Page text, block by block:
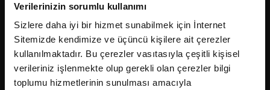
Verilerinizin sorumlu kullanımı
Sizlere daha iyi bir hizmet sunabilmek için İnternet
Sitemizde kendimize ve üçüncü kişilere ait çerezler
kullanılmaktadır. Bu çerezler vasıtasıyla çeşitli kişisel
verileriniz işlenmekte olup gerekli olan çerezler bilgi
toplumu hizmetlerinin sunulması amacıyla
2026Fikriyat. Tüm hakları saklıdır.